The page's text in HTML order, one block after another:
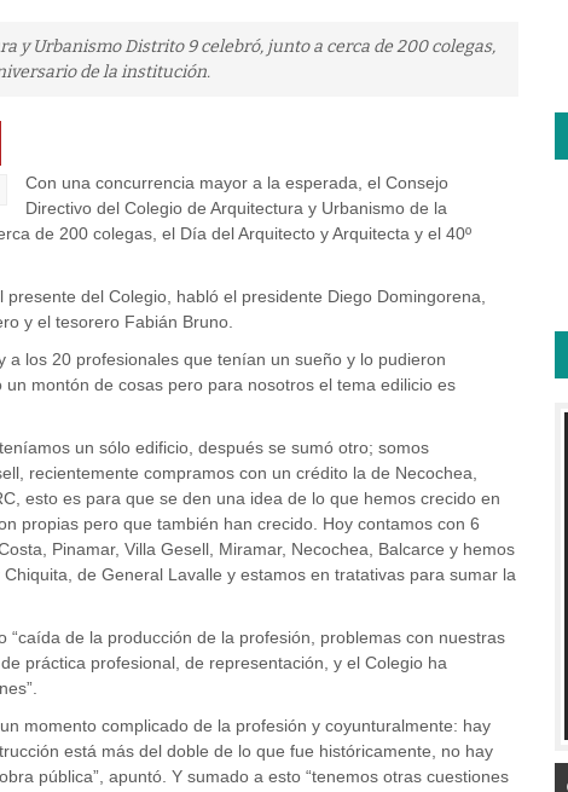
y Urbanismo Distrito 9 celebró, junto a cerca de 200 colegas,
de la institución.
Con una concurrencia mayor a la esperada, el Consejo
Directivo del Colegio de Arquitectura y Urbanismo de la
de 200 colegas, el Día del Arquitecto y Arquitecta y el 40º
del Colegio, habló el presidente Diego Domingorena,
y el tesorero Fabián Bruno.
los 20 profesionales que tenían un sueño y lo pudieron
montón de cosas pero para nosotros el tema edilicio es
un sólo edificio, después se sumó otro; somos
recientemente compramos con un crédito la de Necochea,
esto es para que se den una idea de lo que hemos crecido en
propias pero que también han crecido. Hoy contamos con 6
Pinamar, Villa Gesell, Miramar, Necochea, Balcarce y hemos
de General Lavalle y estamos en tratativas para sumar la
de la producción de la profesión, problemas con nuestras
práctica profesional, de representación, y el Colegio ha
momento complicado de la profesión y coyunturalmente: hay
está más del doble de lo que fue históricamente, no hay
pública”, apuntó. Y sumado a esto “tenemos otras cuestiones